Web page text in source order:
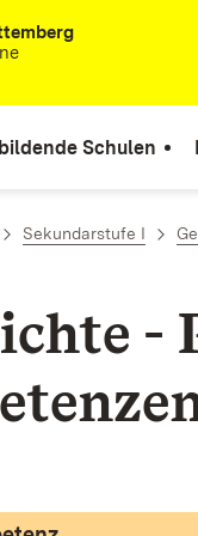
Schulen
Sekundarstufe I
-